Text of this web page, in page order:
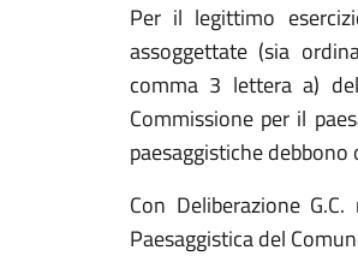
Per il legittimo
assoggettate (sia
comma 3 lettera a)
Commissione per il
paesaggistiche
Con Deliberazione
Paesaggistica del